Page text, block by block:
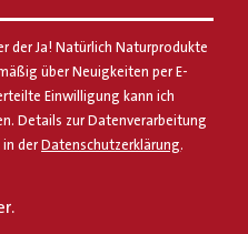
der Ja! Natürlich Naturprodukte
über Neuigkeiten per E-
Einwilligung kann ich
Details zur Datenverarbeitung
in derDatenschutzerklärung.